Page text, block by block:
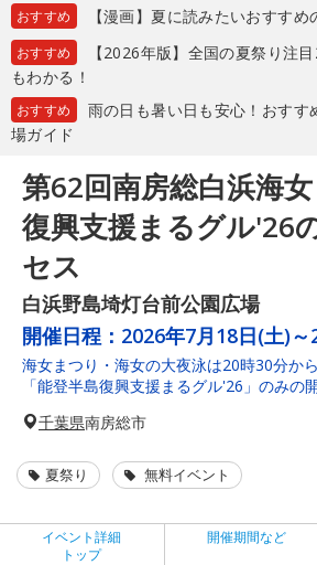
おすすめ 【漫画】夏に読みたいおすすめ
おすすめ
【2026年版】全国の夏祭り注
もわかる！
おすすめ
雨の日も暑い日も安心！おすす
場ガイド
第62回南房総白浜海
復興支援まるグル'26
セス
白浜野島埼灯台前公園広場
開催日程： 2026年7月18日(土)～
海女まつり・海女の大夜泳は20時30分か
「能登半島復興支援まるグル'26」のみの
千葉県南房総市
夏祭り 無料イベント
イベント詳細
トップ
開催期間など